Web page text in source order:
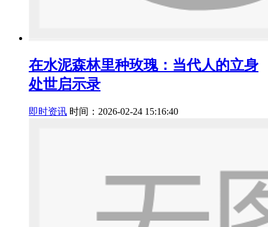
在水泥森林里种玫瑰：当代人的立身
处世启示录
即时资讯 时间：2026-02-24 15:16:40